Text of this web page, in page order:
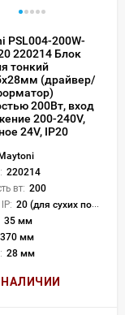
PSL004-200W-
220214 Блок
тонкий
(драйвер/
200Вт, вход
200-240V,
24V, IP20
Maytoni
220214
вт: 200
20 (для сухих пом.)
35 мм
370 мм
28 мм
НАЛИЧИИ